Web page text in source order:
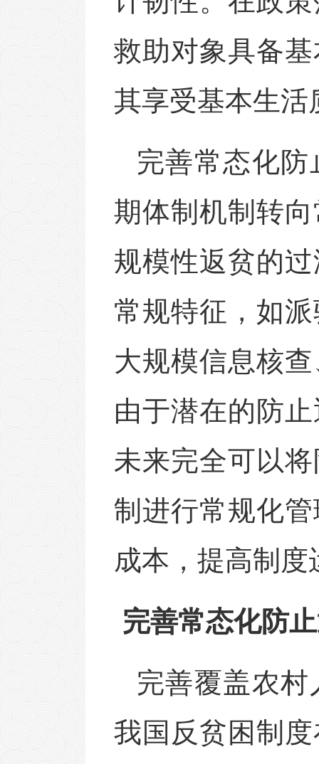
救助对象具备
其享受基本生活
完善常态化
期体制机制转
规模性返贫的
常规特征，如
大规模信息核
由于潜在的防
未来完全可以
制进行常规化
成本，提高制度
完善常态化防
完善覆盖农
我国反贫困制